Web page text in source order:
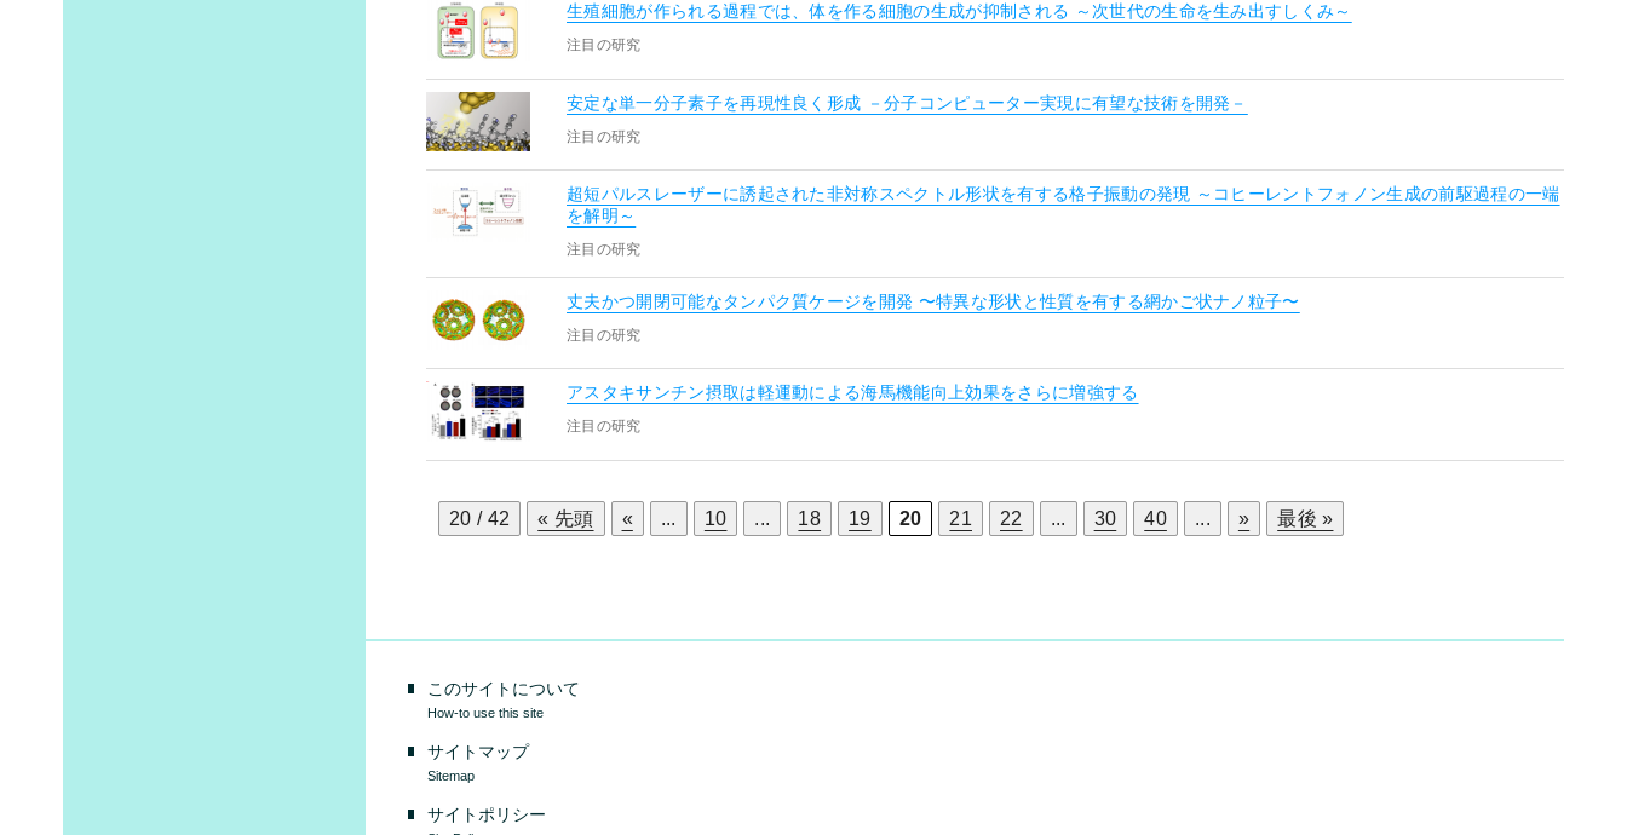
生殖細胞が作られる過程では、体を作る細胞の生成が抑制される ～次世代の生命を生み出すしくみ～
注目の研究
安定な単一分子素子を再現性良く形成 －分子コンピューター実現に有望な技術を開発－
注目の研究
超短パルスレーザーに誘起された非対称スペクトル形状を有する格子振動の発現 ～コヒーレントフォノン生成の前駆過程の一端
を解明～
注目の研究
丈夫かつ開閉可能なタンパク質ケージを開発 〜特異な形状と性質を有する網かご状ナノ粒子〜
注目の研究
アスタキサンチン摂取は軽運動による海馬機能向上効果をさらに増強する
注目の研究
20 / 42 « 先頭 « ... 10 ... 18 19 20 21 22 ... 30 40 ... » 最後 »
このサイトについて
How-to use this site
サイトマップ
Sitemap
サイトポリシー